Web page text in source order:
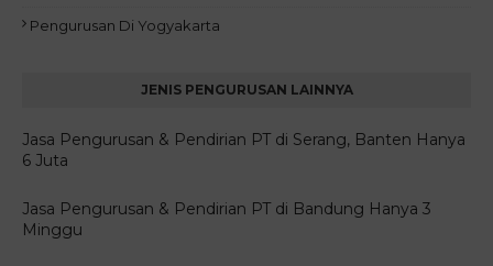
Pengurusan Di Yogyakarta
JENIS PENGURUSAN LAINNYA
Jasa Pengurusan & Pendirian PT di Serang, Banten Hanya
6 Juta
Jasa Pengurusan & Pendirian PT di Bandung Hanya 3
Minggu